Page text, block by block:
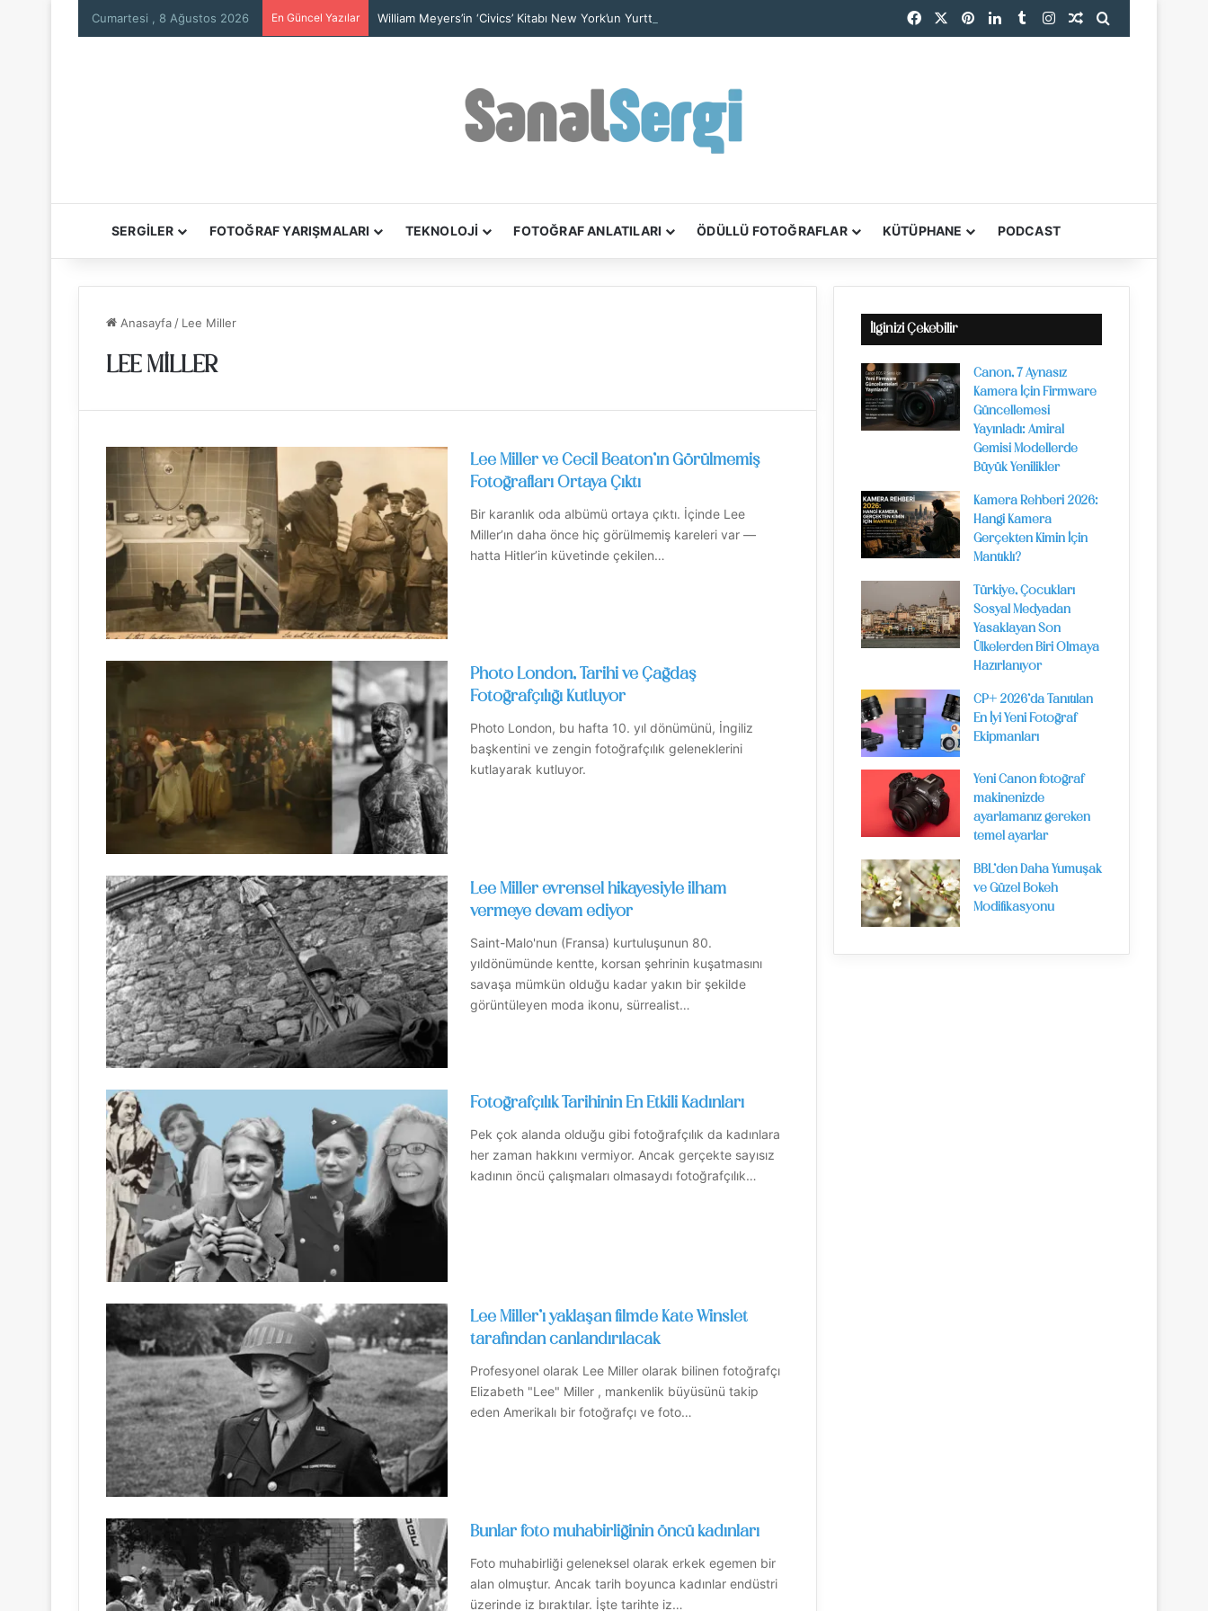
Cumartesi , 8 Ağustos 2026 En Güncel Yazılar William Meyers’in ‘Civics’ Kitabı New York’un Yurttaşlık Hikâyelerini Anlatıyor Facebook PinterestLinkedInTumblrInstagramRastgele Makale
SERGİLER FOTOĞRAF YARIŞMALARI TEKNOLOJİ FOTOĞRAF ANLATILARI ÖDÜLLÜ FOTOĞRAFLAR KÜTÜPHANE PODCAST
Anasayfa / Lee Miller
LEE MILLER
Lee Miller ve Cecil Beaton’ın Görülmemiş
Fotoğrafları Ortaya Çıktı
Bir karanlık oda albümü ortaya çıktı. İçinde Lee
Miller’ın daha önce hiç görülmemiş kareleri var —
hatta Hitler’in küvetinde çekilen…
Photo London, Tarihi ve Çağdaş
Fotoğrafçılığı Kutluyor
Photo London, bu hafta 10. yıl dönümünü, İngiliz
başkentini ve zengin fotoğrafçılık geleneklerini
kutlayarak kutluyor.
Lee Miller evrensel hikayesiyle ilham
vermeye devam ediyor
Saint-Malo'nun (Fransa) kurtuluşunun 80.
yıldönümünde kentte, korsan şehrinin kuşatmasını
savaşa mümkün olduğu kadar yakın bir şekilde
görüntüleyen moda ikonu, sürrealist…
Fotoğrafçılık Tarihinin En Etkili Kadınları
Pek çok alanda olduğu gibi fotoğrafçılık da kadınlara
her zaman hakkını vermiyor. Ancak gerçekte sayısız
kadının öncü çalışmaları olmasaydı fotoğrafçılık…
Lee Miller’ı yaklaşan filmde Kate Winslet
tarafından canlandırılacak
Profesyonel olarak Lee Miller olarak bilinen fotoğrafçı
Elizabeth "Lee" Miller , mankenlik büyüsünü takip
eden Amerikalı bir fotoğrafçı ve foto…
Bunlar foto muhabirliğinin öncü kadınları
Foto muhabirliği geleneksel olarak erkek egemen bir
alan olmuştur. Ancak tarih boyunca kadınlar endüstri
üzerinde iz bıraktılar. İşte tarihte iz…
İlginizi Çekebilir
Canon, 7 Aynasız
Kamera İçin Firmware
Güncellemesi
Yayınladı: Amiral
Gemisi Modellerde
Büyük Yenilikler
Kamera Rehberi 2026:
Hangi Kamera
Gerçekten Kimin İçin
Mantıklı?
Türkiye, Çocukları
Sosyal Medyadan
Yasaklayan Son
Ülkelerden Biri Olmaya
Hazırlanıyor
CP+ 2026’da Tanıtılan
En İyi Yeni Fotoğraf
Ekipmanları
Yeni Canon fotoğraf
makinenizde
ayarlamanız gereken
temel ayarlar
BBL’den Daha Yumuşak
ve Güzel Bokeh
Modifikasyonu